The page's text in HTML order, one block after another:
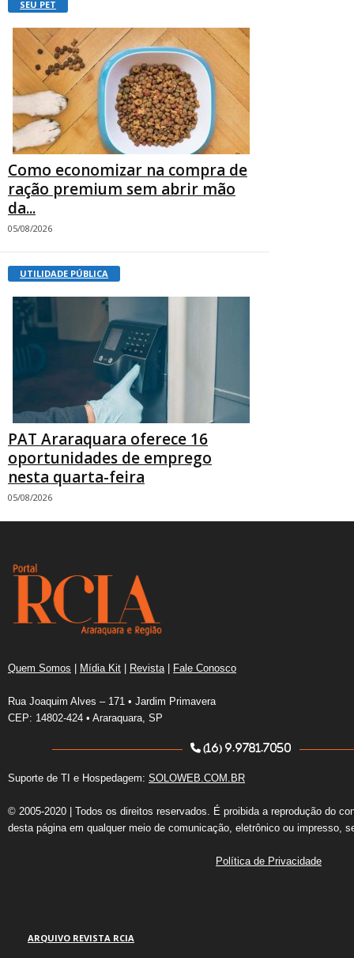
SEU PET
Como economizar na compra de
ração premium sem abrir mão
da...
05/08/2026
UTILIDADE PÚBLICA
PAT Araraquara oferece 16
oportunidades de emprego
nesta quarta-feira
05/08/2026
Quem Somos | Mídia Kit | Revista | Fale Conosco
Rua Joaquim Alves – 171 • Jardim Primavera
CEP: 14802-424 • Araraquara, SP
(16) 9.9781.7050
Suporte de TI e Hospedagem: SOLOWEB.COM.BR
© 2005-2020 | Todos os direitos reservados. É proibida a reprodução do
desta página em qualquer meio de comunicação, eletrônico ou impresso,
Política de Privacidade
ARQUIVO REVISTA RCIA